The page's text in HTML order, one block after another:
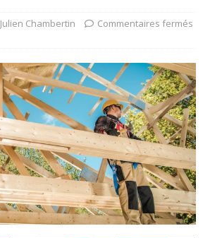
Julien Chambertin Commentaires fermés